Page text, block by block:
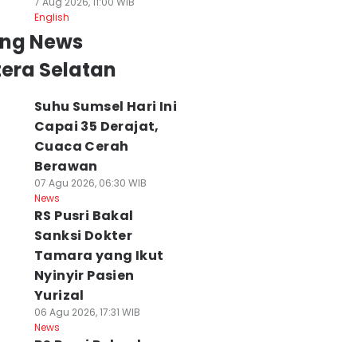
English
News
Selatan
Suhu Sumsel Hari Ini
Capai 35 Derajat,
Cuaca Cerah
Berawan
07 Agu 2026, 06:30 WIB
News
RS Pusri Bakal
Sanksi Dokter
Tamara yang Ikut
Nyinyir Pasien
Yurizal
06 Agu 2026, 17:31 WIB
News